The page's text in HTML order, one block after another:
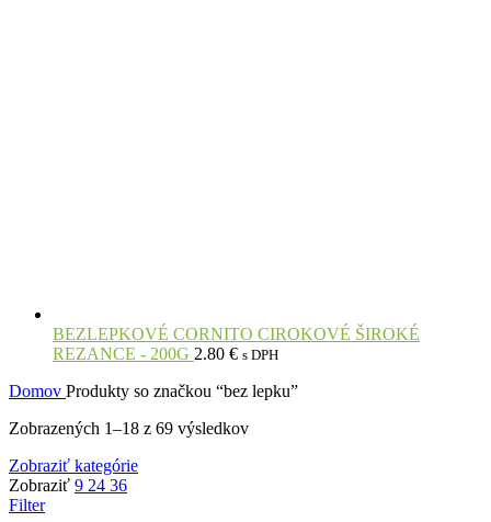
BEZLEPKOVÉ CORNITO CIROKOVÉ ŠIROKÉ
REZANCE - 200G 2.80 € s DPH
Domov Produkty so značkou “bez lepku”
Zobrazených 1–18 z 69 výsledkov
Zobraziť kategórie
Zobraziť 9 24 36
Filter